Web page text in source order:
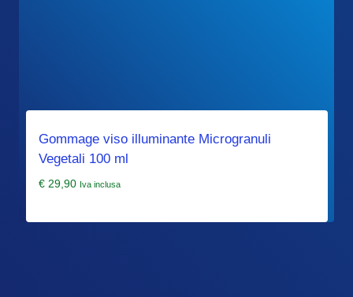
Gommage viso illuminante Microgranuli
Vegetali 100 ml
€29,90 Iva inclusa